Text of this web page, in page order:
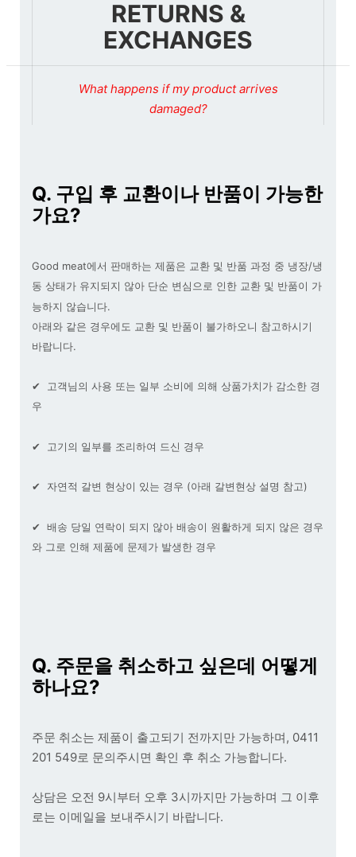
RETURNS &
EXCHANGES
What happens if my product arrives
damaged?
Q. 구입 후 교환이나 반품이 가능한
가요?
Good meat에서 판매하는 제품은 교환 및 반품 과정 중 냉장/냉
동 상태가 유지되지 않아 단순 변심으로 인한 교환 및 반품이 가
능하지 않습니다.
아래와 같은 경우에도 교환 및 반품이 불가하오니 참고하시기
바랍니다.
✔ 고객님의 사용 또는 일부 소비에 의해 상품가치가 감소한 경
우
✔ 고기의 일부를 조리하여 드신 경우
✔ 자연적 갈변 현상이 있는 경우 (아래 갈변현상 설명 참고)
✔ 배송 당일 연락이 되지 않아 배송이 원활하게 되지 않은 경우
와 그로 인해 제품에 문제가 발생한 경우
Q. 주문을 취소하고 싶은데 어떻게
하나요?
주문 취소는 제품이 출고되기 전까지만 가능하며, 0411
201 549로 문의주시면 확인 후 취소 가능합니다.
상담은 오전 9시부터 오후 3시까지만 가능하며 그 이후
로는 이메일을 보내주시기 바랍니다.